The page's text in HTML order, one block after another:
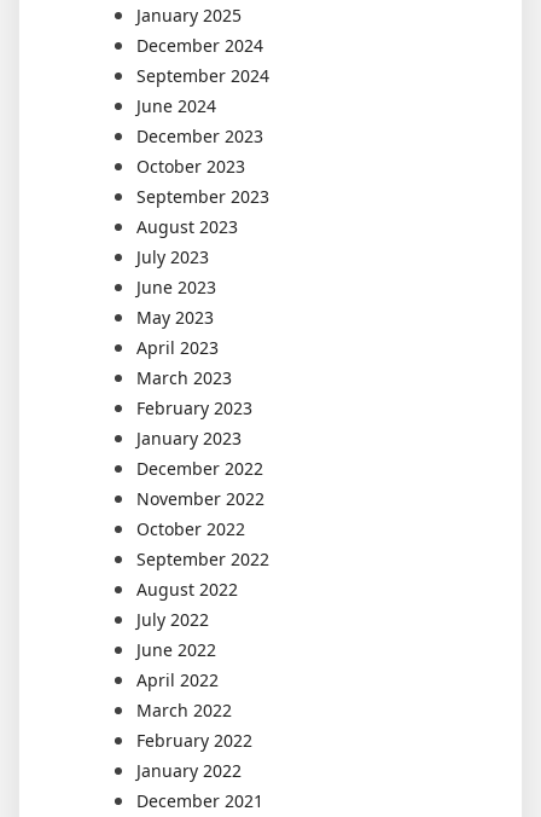
January 2025
December 2024
September 2024
June 2024
December 2023
October 2023
September 2023
August 2023
July 2023
June 2023
May 2023
April 2023
March 2023
February 2023
January 2023
December 2022
November 2022
October 2022
September 2022
August 2022
July 2022
June 2022
April 2022
March 2022
February 2022
January 2022
December 2021